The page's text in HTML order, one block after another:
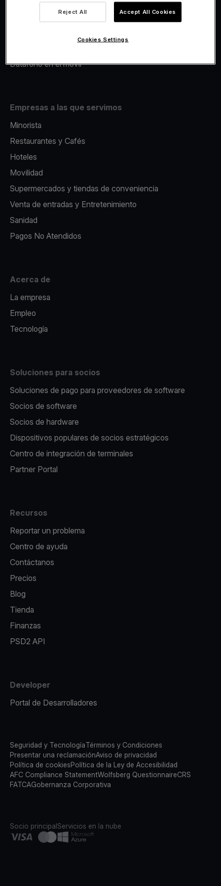
Avance Comercial
Datáfono en el movil
Empresas a las que servimos
Minorista
Restaurantes y Cafés
Hoteles
Movilidad
Supermercados y tiendas de conveniencia
Venta de entradas y Entretenimiento
Sanidad
Pagos No Atendidos
Acerca de
La empresa
Empleo
Tecnología
Soluciones para socios
Soluciones de pago para proveedores de software
Socios de software
Socios de hardware
Dispositivos populares de socios estratégicos
Centro de integración de terminales
Partner Portal
Recursos
Reportar un problema
Centro de ayuda
Contáctanos
Precios
Blog
Tienda
Finanzas
PSD2 API
Developer
Portal de Desarrolladores
Seguridad y TecnologíaTérminos y Condiciones
Presentar una reclamaciónAviso de privacidad
Política de cookiesPolítica de la Ley de Accesibilidad
AFC Compliance StatementWolfsberg QuestionnaireCRS
FATCAGobernanza Corporativa
Socio principalServicios en la nube
Reject All Accept All Cookies
Cookies Settings